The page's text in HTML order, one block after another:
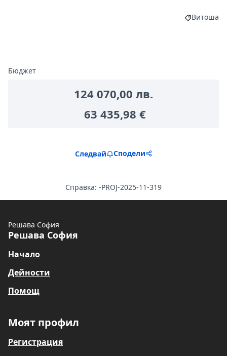
Витоша
Бюджет
124 070,00 лв.
63 435,98 €
Следвай Сподели
Справка: -PROJ-2025-11-319
Решава София
Решава София
Начало
Дейности
Помощ
Моят профил
Регистрация